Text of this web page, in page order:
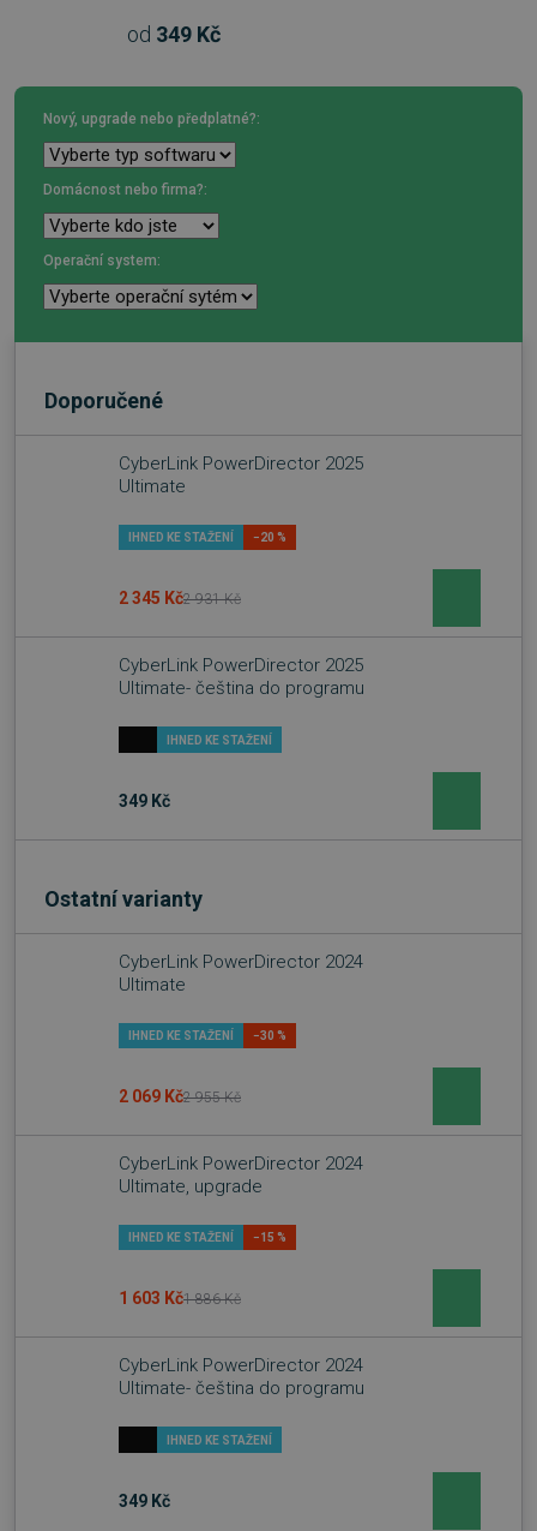
od 349 Kč
Nový, upgrade nebo předplatné?:
Domácnost nebo firma?:
Operační system:
Doporučené
CyberLink PowerDirector 2025
Ultimate
IHNED KE STAŽENÍ −20 %
2 345 Kč2 931 Kč
CyberLink PowerDirector 2025
Ultimate- čeština do programu
IHNED KE STAŽENÍ
349 Kč
Ostatní varianty
CyberLink PowerDirector 2024
Ultimate
IHNED KE STAŽENÍ −30 %
2 069 Kč2 955 Kč
CyberLink PowerDirector 2024
Ultimate, upgrade
IHNED KE STAŽENÍ −15 %
1 603 Kč1 886 Kč
CyberLink PowerDirector 2024
Ultimate- čeština do programu
IHNED KE STAŽENÍ
349 Kč